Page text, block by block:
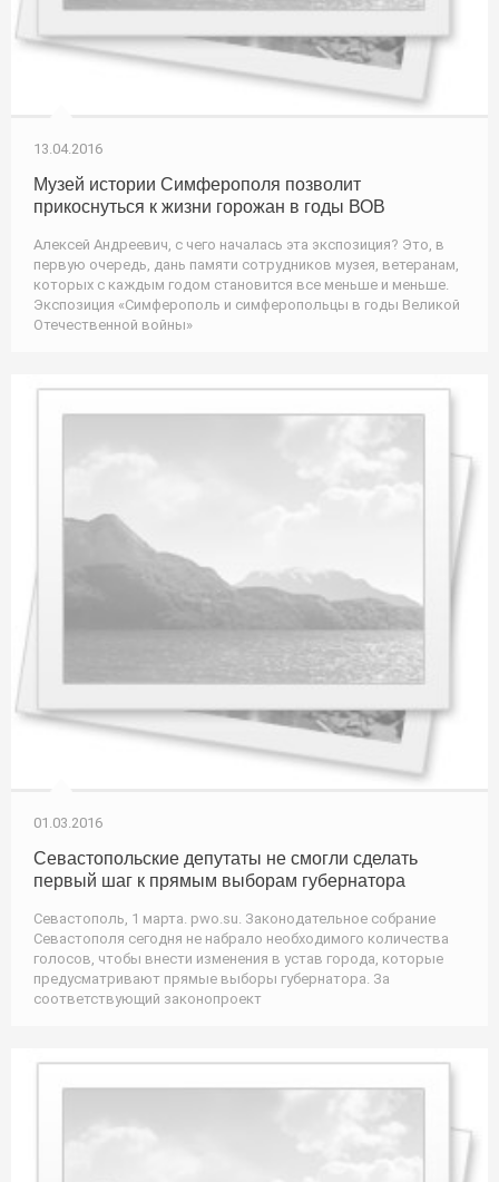
13.04.2016
Музей истории Симферополя позволит
прикоснуться к жизни горожан в годы ВОВ
Алексей Андреевич, с чего началась эта экспозиция? Это, в
первую очередь, дань памяти сотрудников музея, ветеранам,
которых с каждым годом становится все меньше и меньше.
Экспозиция «Симферополь и симферопольцы в годы Великой
Отечественной войны»
01.03.2016
Севастопольские депутаты не смогли сделать
первый шаг к прямым выборам губернатора
Севастополь, 1 марта. pwo.su. Законодательное собрание
Севастополя сегодня не набрало необходимого количества
голосов, чтобы внести изменения в устав города, которые
предусматривают прямые выборы губернатора. За
соответствующий законопроект